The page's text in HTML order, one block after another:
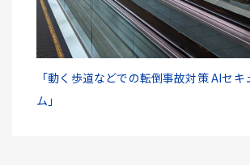
「動く歩道などでの転倒事故対策 AIセ
ム」